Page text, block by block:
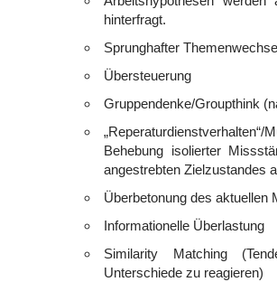
hinterfragt.
Sprunghafter
Übersteuerung
Gruppendenke/Groupthink
Behebung isolierter
angestrebten Zielzustandes
Überbetonung des aktuellen
Informationelle Überlastung
Similarity Matching
Unterschiede zu reagieren)